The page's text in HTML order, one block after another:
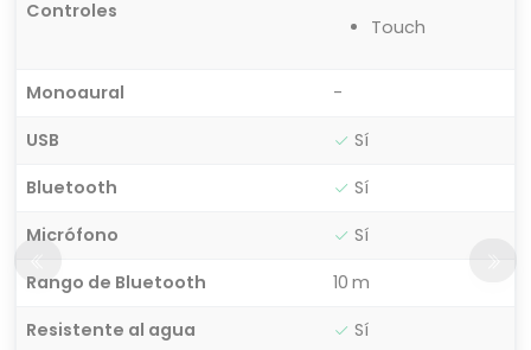
Controles
Touch
Monoaural
-
USB
Sí
Bluetooth
Sí
Micrófono
Sí
Rango de Bluetooth
10 m
Resistente al agua
Sí